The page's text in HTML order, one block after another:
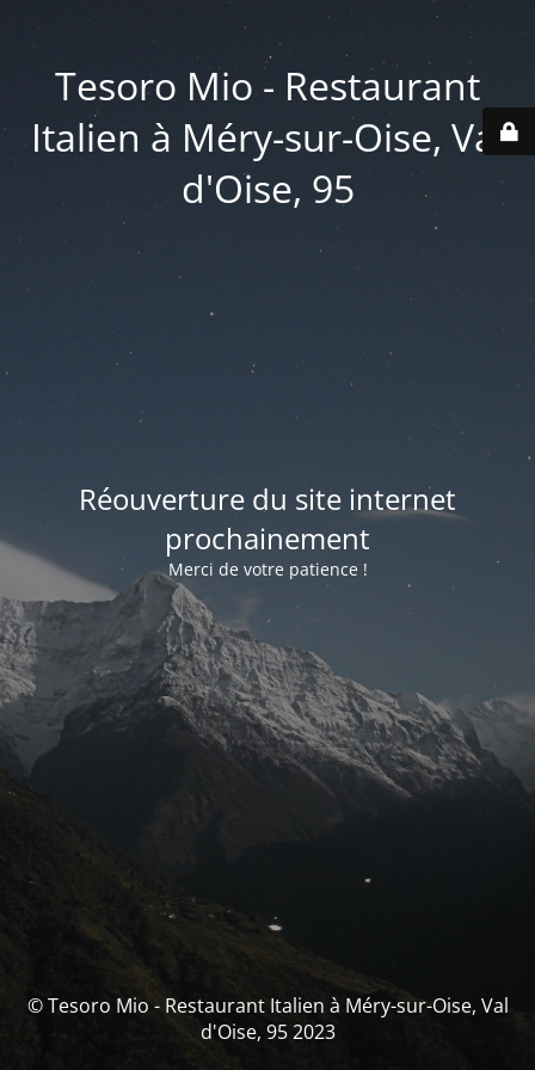
Tesoro Mio - Restaurant
Italien à Méry-sur-Oise, Val
d'Oise, 95
Réouverture du site internet
prochainement
Merci de votre patience !
© Tesoro Mio - Restaurant Italien à Méry-sur-Oise, Val
d'Oise, 95 2023